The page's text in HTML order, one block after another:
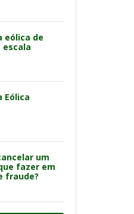
eólica de
escala
Eólica
um
fazer em
fraude?